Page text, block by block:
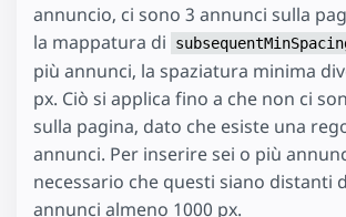
annuncio, ci sono 3 annunci sulla
la mappatura di
più annunci, la spaziatura minima
px. Ciò si applica fino a che non ci
sulla pagina, dato che esiste una
annunci. Per inserire sei o più
necessario che questi siano distanti
annunci almeno 1000 px.